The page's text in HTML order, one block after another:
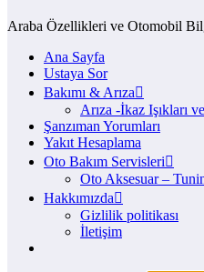
Araba Özellikleri ve Otomobil
Ana Sayfa
Ustaya Sor
Bakımı & Arıza
Arıza -İkaz Işıkları
Şanzıman Yorumları
Yakıt Hesaplama
Oto Bakım Servisleri
Oto Aksesuar –
Hakkımızda
Gizlilik politikası
İletişim